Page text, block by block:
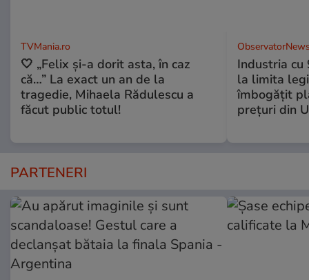
TVMania.ro
🤍 „Felix și-a dorit asta, în caz
că…” La exact un an de la
tragedie, Mihaela Rădulescu a
făcut public totul!
Industria
la limita
îmbogăţit
preţuri din
PARTENERI